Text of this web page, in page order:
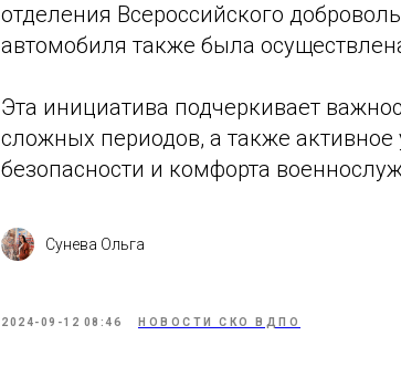
отделения Всероссийского
автомобиля также была
Эта инициатива подчеркивает
сложных периодов, а также
безопасности и комфорта
Сунева Ольга
2024-09-12 08:46 НОВОСТИ СКО ВДПО